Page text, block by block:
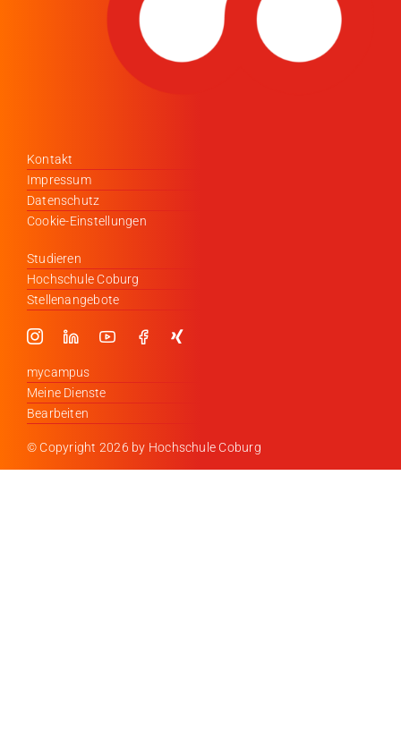
Kontakt
Impressum
Datenschutz
Cookie-Einstellungen
Studieren
Hochschule Coburg
Stellenangebote
mycampus
Meine Dienste
Bearbeiten
© Copyright 2026 by Hochschule Coburg